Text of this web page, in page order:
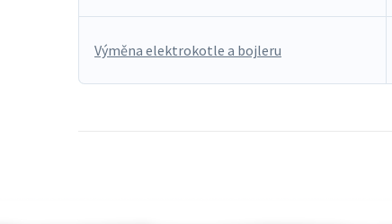
Výměna elektrokotle a bojleru